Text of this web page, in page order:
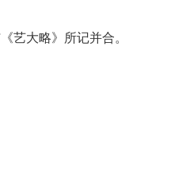
艺大略》所记并合。